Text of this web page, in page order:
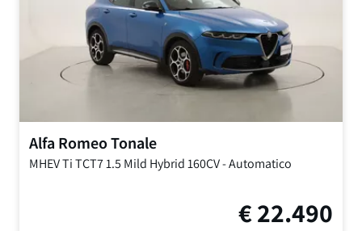
Alfa RomeoTonale
MHEV Ti TCT71.5 Mild Hybrid 160CV-Automatico
€22.490